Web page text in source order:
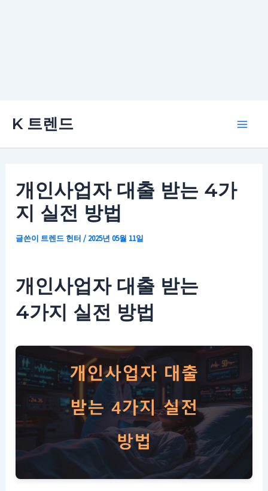
K 트렌드
개인사업자 대출 받는 4가
지 실전 방법
글쓴이 트렌드 헌터/ 2025년 05월 11일
개인사업자 대출 받는
4가지 실전 방법